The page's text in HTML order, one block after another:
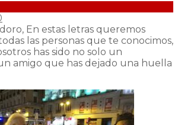
En estas letras queremos
las personas que te conocimos,
has sido no solo un
amigo que has dejado una huella